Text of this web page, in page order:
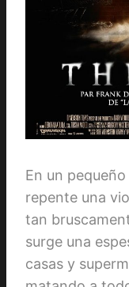
En un
repente una
tan
surge una
casas y